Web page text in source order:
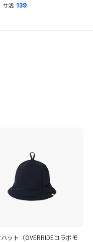
サ活 139
ット（OVERRIDEコラボモ